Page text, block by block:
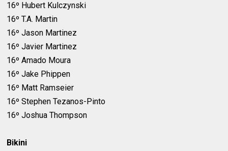
16º Hubert Kulczynski
16º T.A. Martin
16º Jason Martinez
16º Javier Martinez
16º Amado Moura
16º Jake Phippen
16º Matt Ramseier
16º Stephen Tezanos-Pinto
16º Joshua Thompson
Bikini